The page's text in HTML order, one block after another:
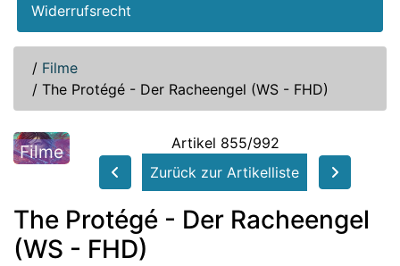
Widerrufsrecht
/ Filme
/ The Protégé - Der Racheengel (WS - FHD)
Filme
Artikel 855/992
Zurück zur Artikelliste
The Protégé - Der Racheengel
(WS - FHD)